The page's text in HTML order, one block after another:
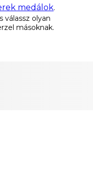
medálok.
válassz olyan
másoknak.